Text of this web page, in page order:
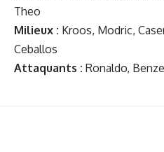
Theo
Milieux : Kroos, Modric,
Ceballos
Attaquants : Ronaldo,